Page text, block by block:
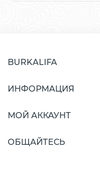
BURKALIFA
ИНФОРМАЦИЯ
МОЙ АККАУНТ
ОБЩАЙТЕСЬ